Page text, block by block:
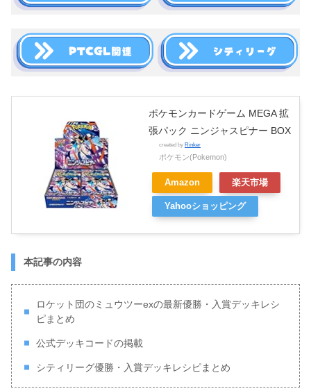
ポケモンカードゲーム MEGA 拡
張パック ニンジャスピナー BOX
created by Rinker
ポケモン(Pokemon)
Amazon 楽天市場
Yahooショッピング
本記事の内容
ロケット団のミュウツーexの最新優勝・入賞デッキレシ
ピまとめ
公式デッキコードの掲載
シティリーグ優勝・入賞デッキレシピまとめ